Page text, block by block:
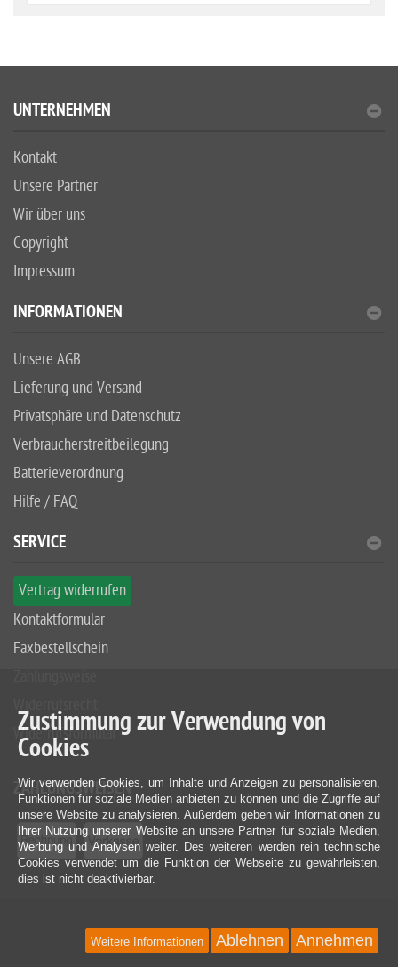
UNTERNEHMEN
Kontakt
Unsere Partner
Wir über uns
Copyright
Impressum
INFORMATIONEN
Unsere AGB
Lieferung und Versand
Privatsphäre und Datenschutz
Verbraucherstreitbeilegung
Batterieverordnung
Hilfe / FAQ
SERVICE
Vertrag widerrufen
Kontaktformular
Faxbestellschein
Widerrufsformular
ZAHLUNGSWEISEN
Zustimmung zur Verwendung von
Cookies
Wir verwenden Cookies, um Inhalte und Anzeigen zu personalisieren,
Funktionen für soziale Medien anbieten zu können und die Zugriffe auf
unsere Website zu analysieren. Außerdem geben wir Informationen zu
Ihrer Nutzung unserer Website an unsere Partner für soziale Medien,
Werbung und Analysen weiter. Des weiteren werden rein technische
Cookies verwendet um die Funktion der Webseite zu gewährleisten,
dies ist nicht deaktivierbar.
Annehmen
Ablehnen
Weitere Informationen